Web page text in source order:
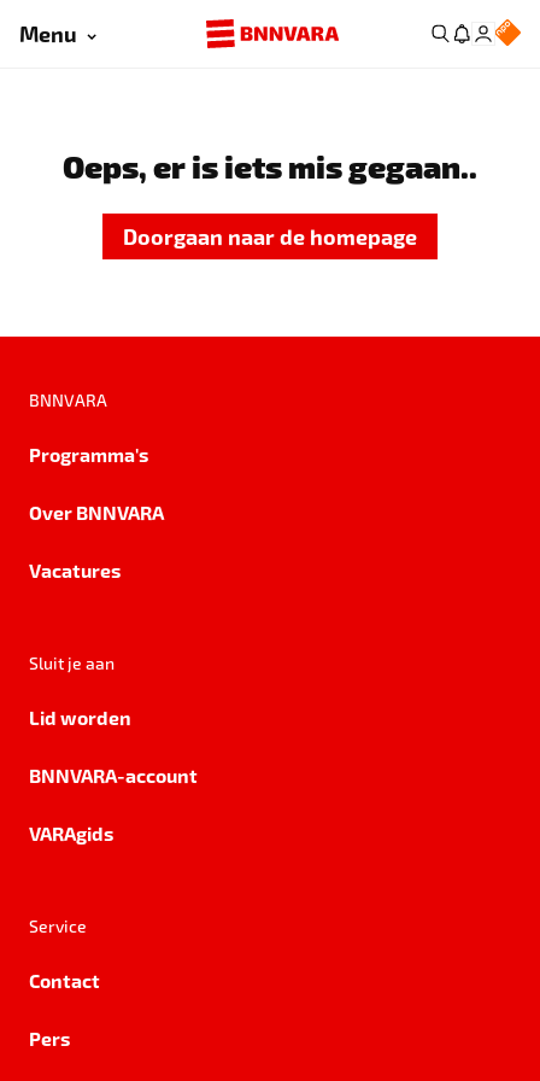
Menu
Oeps, er is iets mis gegaan..
Doorgaan naar de homepage
BNNVARA
Programma's
Over BNNVARA
Vacatures
Sluit je aan
Lid worden
BNNVARA-account
VARAgids
Service
Contact
Pers